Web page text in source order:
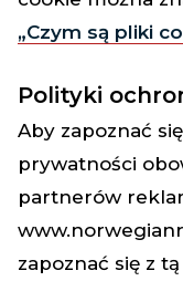
„Czym są pliki
Polityki
Aby zapoznać
prywatności
partnerów
zapoznać się z